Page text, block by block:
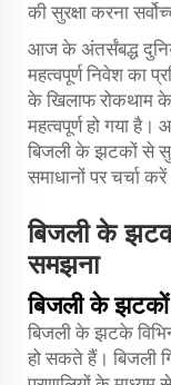
की सुरक्षा करना
आज के अंतर्संबद्ध
महत्वपूर्ण निवेश का
के खिलाफ रोकथाम
महत्वपूर्ण हो गया है।
बिजली के झटकों से
समाधानों पर चर्चा
बिजली के
समझना
बिजली के
बिजली के झटके
हो सकते हैं। बिजली